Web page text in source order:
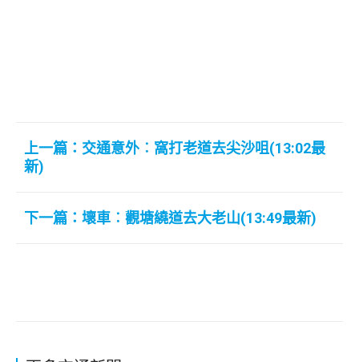
上一篇：交通意外︰窩打老道去尖沙咀(13:02最
新)
下一篇：壞車︰觀塘繞道去大老山(13:49最新)